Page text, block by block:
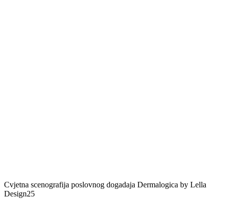
Cvjetna scenografija poslovnog dogadaja Dermalogica by Lella
Design25